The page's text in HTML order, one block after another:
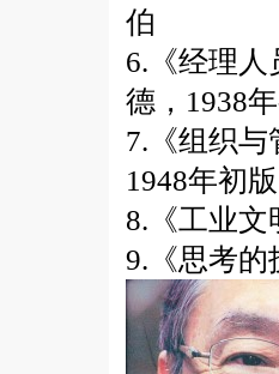
伯
6.《经理人
德，1938
7.《组织与
1948年初版
8.《工业文
9.《思考的